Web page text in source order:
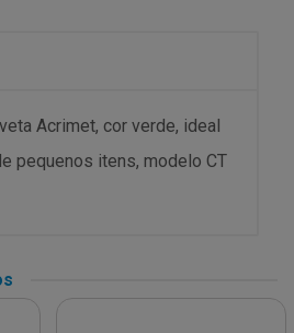
Acrimet, cor verde, ideal
pequenos itens, modelo CT